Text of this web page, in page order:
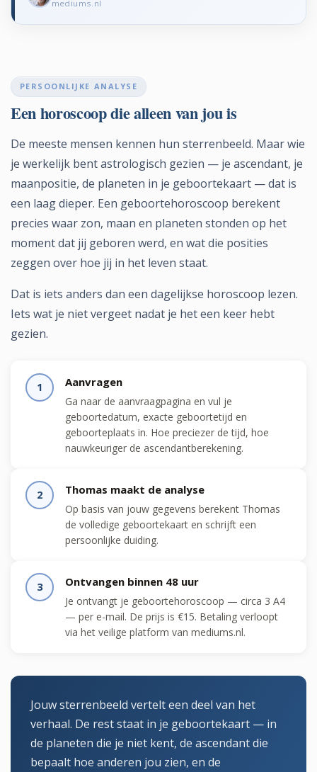
mediums.nl
PERSOONLIJKE ANALYSE
Een horoscoop die alleen van jou is
De meeste mensen kennen hun sterrenbeeld. Maar wie
je werkelijk bent astrologisch gezien — je ascendant, je
maanpositie, de planeten in je geboortekaart — dat is
een laag dieper. Een geboortehoroscoop berekent
precies waar zon, maan en planeten stonden op het
moment dat jij geboren werd, en wat die posities
zeggen over hoe jij in het leven staat.
Dat is iets anders dan een dagelijkse horoscoop lezen.
Iets wat je niet vergeet nadat je het een keer hebt
gezien.
1 Aanvragen
Ga naar de aanvraagpagina en vul je
geboortedatum, exacte geboortetijd en
geboorteplaats in. Hoe preciezer de tijd, hoe
nauwkeuriger de ascendantberekening.
2 Thomas maakt de analyse
Op basis van jouw gegevens berekent Thomas
de volledige geboortekaart en schrijft een
persoonlijke duiding.
3 Ontvangen binnen 48 uur
Je ontvangt je geboortehoroscoop — circa 3 A4
— per e-mail. De prijs is €15. Betaling verloopt
via het veilige platform van mediums.nl.
Jouw sterrenbeeld vertelt een deel van het
verhaal. De rest staat in je geboortekaart — in
de planeten die je niet kent, de ascendant die
bepaalt hoe anderen jou zien, en de